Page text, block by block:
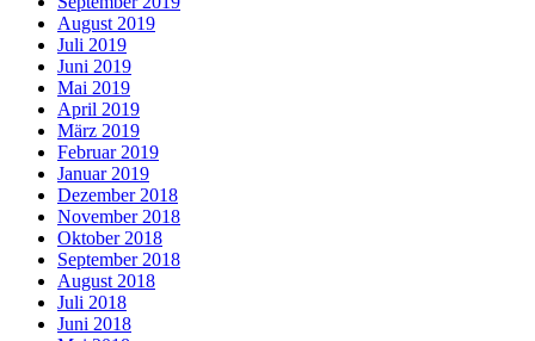
August 2019
Juli 2019
Juni 2019
Mai 2019
April 2019
März 2019
Februar 2019
Januar 2019
Dezember 2018
November 2018
Oktober 2018
September 2018
August 2018
Juli 2018
Juni 2018